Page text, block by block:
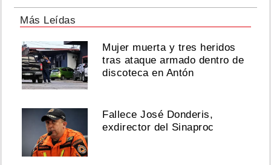
Más Leídas
Mujer muerta y tres heridos
tras ataque armado dentro de
discoteca en Antón
Fallece José Donderis,
exdirector del Sinaproc